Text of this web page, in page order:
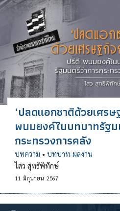
‘ปลดแอกชาติด้วยเศร
พนมยงค์ในบทบาทรัฐม
กระทรวงการคลัง
บทความ • บทบาท-ผลงาน
ไสว สุทธิพิทักษ์
11 มิถุนายน 2567